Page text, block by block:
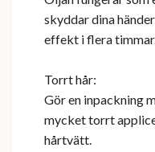
skyddar dina
effekt i flera timmar.
Torrt hår:
Gör en inpackning
mycket torrt
hårtvätt.